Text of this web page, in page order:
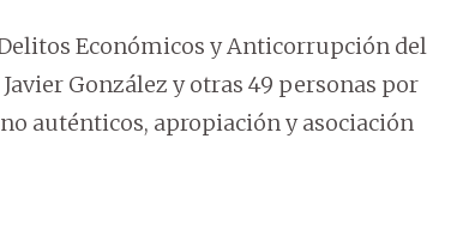
Económicos y Anticorrupción del
González y otras 49 personas por
auténticos, apropiación y asociación